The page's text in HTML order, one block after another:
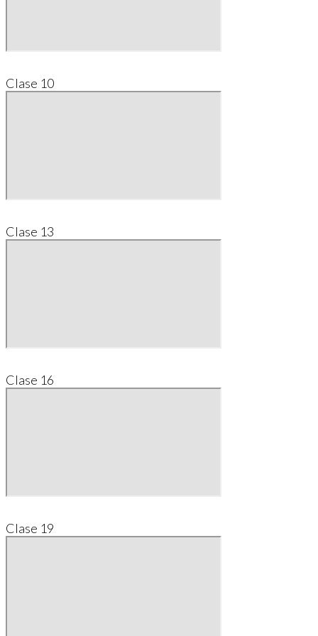
Clase 10
Clase 13
Clase 16
Clase 19